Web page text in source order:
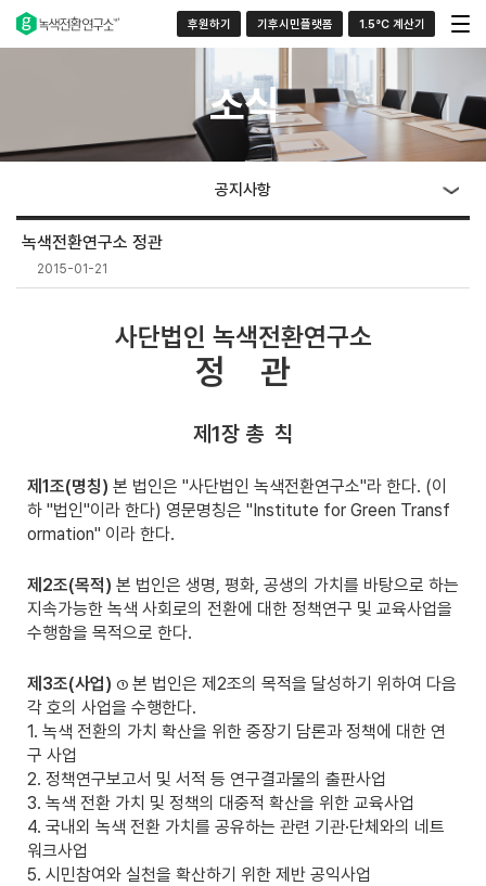
후원하기 기후시민플랫폼 1.5°C 계산기
소식
공지사항
녹색전환연구소 정관
2015-01-21
사단법인 녹색전환연구소
정 관
제1장 총 칙
제1조(명칭) 본 법인은 "사단법인 녹색전환연구소"라 한다. (이
하 "법인"이라 한다) 영문명칭은 "Institute for Green Transf
ormation" 이라 한다.
제2조(목적) 본 법인은 생명, 평화, 공생의 가치를 바탕으로 하는
지속가능한 녹색 사회로의 전환에 대한 정책연구 및 교육사업을
수행함을 목적으로 한다.
제3조(사업) ① 본 법인은 제2조의 목적을 달성하기 위하여 다음
각 호의 사업을 수행한다.
1. 녹색 전환의 가치 확산을 위한 중장기 담론과 정책에 대한 연
구 사업
2. 정책연구보고서 및 서적 등 연구결과물의 출판사업
3. 녹색 전환 가치 및 정책의 대중적 확산을 위한 교육사업
4. 국내외 녹색 전환 가치를 공유하는 관련 기관·단체와의 네트
워크사업
5. 시민참여와 실천을 확산하기 위한 제반 공익사업